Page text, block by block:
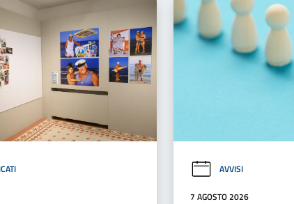
AVVISI
7 AGOSTO 2026